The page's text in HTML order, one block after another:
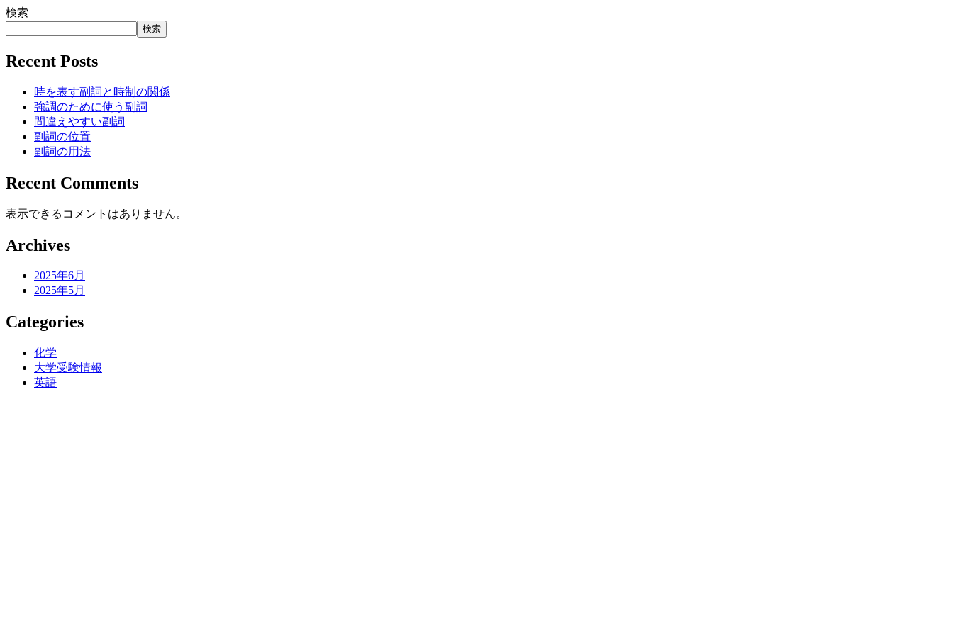
検索
検索
Recent Posts
時を表す副詞と時制の関係
強調のために使う副詞
間違えやすい副詞
副詞の位置
副詞の用法
Recent Comments
表示できるコメントはありません。
Archives
2025年6月
2025年5月
Categories
化学
大学受験情報
英語